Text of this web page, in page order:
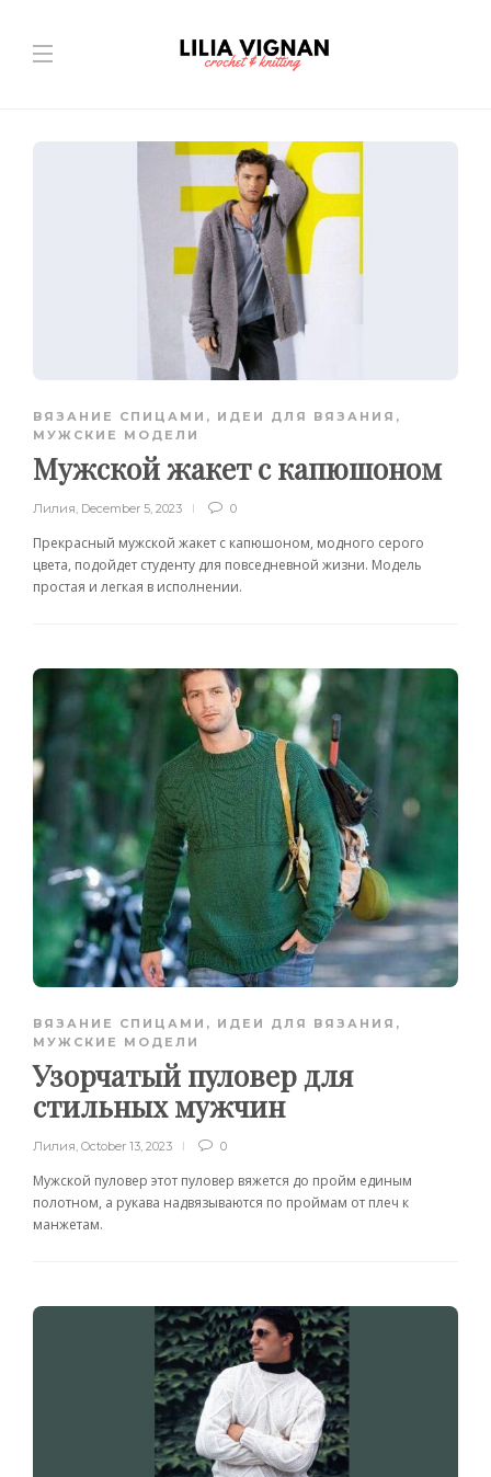
ВЯЗАНИЕ СПИЦАМИ , ИДЕИ ДЛЯ ВЯЗАНИЯ ,
МУЖСКИЕ МОДЕЛИ
Мужской жакет с капюшоном
Лилия, December 5, 2023 0
Прекрасный мужской жакет с капюшоном, модного серого
цвета, подойдет студенту для повседневной жизни. Модель
простая и легкая в исполнении.
ВЯЗАНИЕ СПИЦАМИ , ИДЕИ ДЛЯ ВЯЗАНИЯ ,
МУЖСКИЕ МОДЕЛИ
Узорчатый пуловер для
стильных мужчин
Лилия, October 13, 2023 0
Мужской пуловер этот пуловер вяжется до пройм единым
полотном, а рукава надвязываются по проймам от плеч к
манжетам.